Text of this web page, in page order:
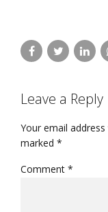
Leave a Reply
Your email
marked *
Comment *